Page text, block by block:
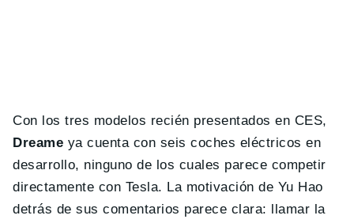
Con los tres modelos recién presentados en CES,
Dreame ya cuenta con seis coches eléctricos en
desarrollo, ninguno de los cuales parece competir
directamente con Tesla. La motivación de Yu Hao
detrás de sus comentarios parece clara: llamar la